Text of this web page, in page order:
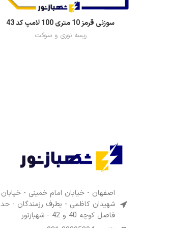
سوزنی قرمز 10 متری 100 لامپ کد 43
ریسه نوری و سوکت
اصفهان - خیابان امام خمینی - خیابان
شهیدان کاظمی - بطرف رزمندگان - حد
فاصل کوچه 40 و 42 - شهبازنور